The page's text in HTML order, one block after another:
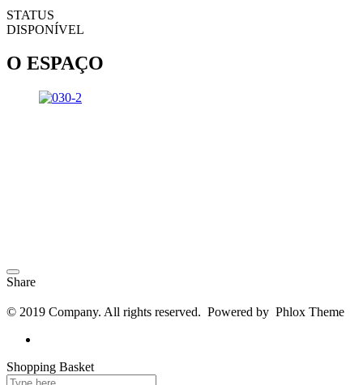
STATUS
DISPONÍVEL
O ESPAÇO
Share
© 2019 Company. All rights reserved. Powered by Phlox Theme
Shopping Basket